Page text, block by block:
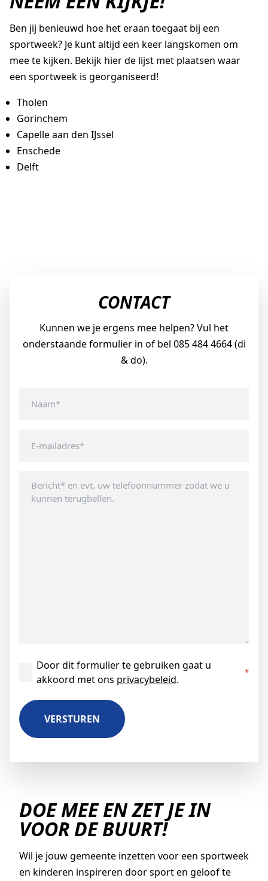
Ben jij benieuwd hoe het eraan toegaat bij een
sportweek? Je kunt altijd een keer langskomen om
mee te kijken. Bekijk hier de lijst met plaatsen waar
een sportweek is georganiseerd!
Tholen
Gorinchem
Capelle aan den IJssel
Enschede
Delft
DOE MEE EN ZET JE IN
VOOR DE BUURT!
Wil je jouw gemeente inzetten voor een sportweek
en kinderen inspireren door sport en geloof te
CONTACT
Kunnen we je ergens mee helpen? Vul het
onderstaande formulier in of bel 085 484 4664 (di
& do).
mailadres
titel
Instemming
Door dit formulier te gebruiken gaat u
akkoord met ons privacybeleid.
*